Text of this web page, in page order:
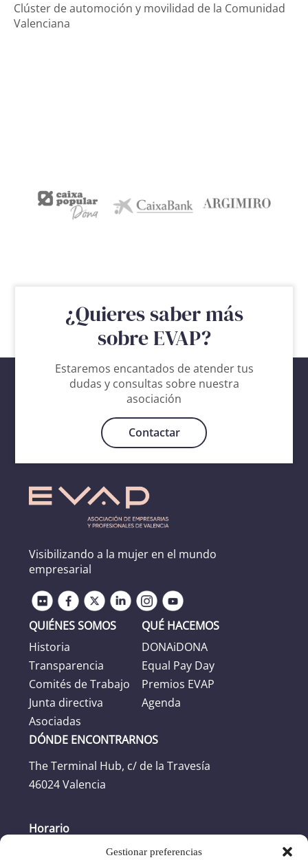
Gestionar preferencias
socia
Clúster de automoción y movilidad de la Comunidad
Valenciana
¿Quieres saber más
sobre EVAP?
Estaremos encantados de atender tus
dudas y consultas sobre nuestra
asociación
Contactar
Visibilizando a la mujer en el mundo
empresarial
QUIÉNES SOMOS
Historia
Transparencia
Comités de Trabajo
Junta directiva
Asociadas
QUÉ HACEMOS
DONAiDONA
Equal Pay Day
Premios EVAP
Agenda
DÓNDE ENCONTRARNOS
The Terminal Hub, c/ de la Travesía
46024 Valencia
Horario
Horario oficina: L-J: 8:30h -17:30h. V: 8:30h -